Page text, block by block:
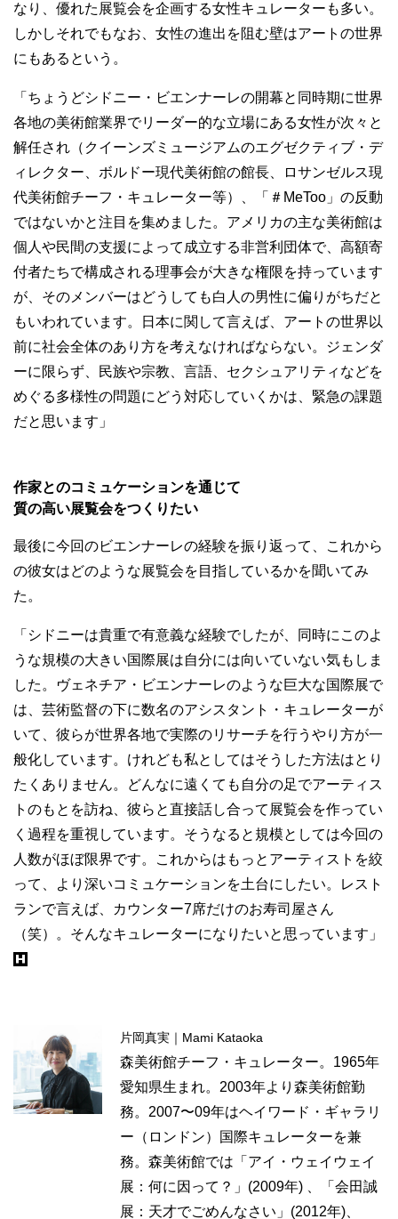
なり、優れた展覧会を企画する女性キュレーターも多い。
しかしそれでもなお、女性の進出を阻む壁はアートの世界
にもあるという。
「ちょうどシドニー・ビエンナーレの開幕と同時期に世界
各地の美術館業界でリーダー的な立場にある女性が次々と
解任され（クイーンズミュージアムのエグゼクティブ・デ
ィレクター、ボルドー現代美術館の館長、ロサンゼルス現
代美術館チーフ・キュレーター等）、「＃MeToo」の反動
ではないかと注目を集めました。アメリカの主な美術館は
個人や民間の支援によって成立する非営利団体で、高額寄
付者たちで構成される理事会が大きな権限を持っています
が、そのメンバーはどうしても白人の男性に偏りがちだと
もいわれています。日本に関して言えば、アートの世界以
前に社会全体のあり方を考えなければならない。ジェンダ
ーに限らず、民族や宗教、言語、セクシュアリティなどを
めぐる多様性の問題にどう対応していくかは、緊急の課題
だと思います」
作家とのコミュケーションを通じて
質の高い展覧会をつくりたい
最後に今回のビエンナーレの経験を振り返って、これから
の彼女はどのような展覧会を目指しているかを聞いてみ
た。
「シドニーは貴重で有意義な経験でしたが、同時にこのよ
うな規模の大きい国際展は自分には向いていない気もしま
した。ヴェネチア・ビエンナーレのような巨大な国際展で
は、芸術監督の下に数名のアシスタント・キュレーターが
いて、彼らが世界各地で実際のリサーチを行うやり方が一
般化しています。けれども私としてはそうした方法はとり
たくありません。どんなに遠くても自分の足でアーティス
トのもとを訪ね、彼らと直接話し合って展覧会を作ってい
く過程を重視しています。そうなると規模としては今回の
人数がほぼ限界です。これからはもっとアーティストを絞
って、より深いコミュケーションを土台にしたい。レスト
ランで言えば、カウンター7席だけのお寿司屋さん
（笑）。そんなキュレーターになりたいと思っています」
片岡真実｜Mami Kataoka
森美術館チーフ・キュレーター。1965年
愛知県生まれ。2003年より森美術館勤
務。2007〜09年はヘイワード・ギャラリ
ー（ロンドン）国際キュレーターを兼
務。森美術館では「アイ・ウェイウェイ
展：何に因って？」(2009年) 、「会田誠
展：天才でごめんなさい」(2012年)、